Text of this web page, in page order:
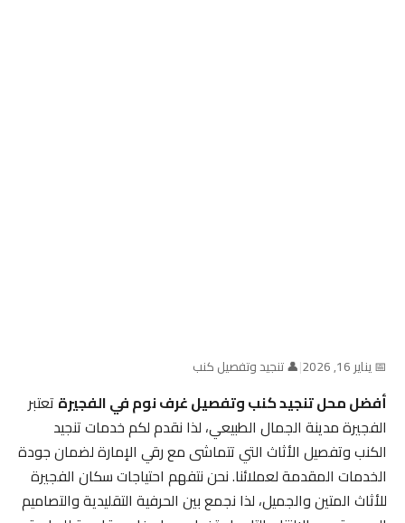
📅 يناير 16, 2026 |👤 تنجيد وتفصيل كنب
أفضل محل تنجيد كنب وتفصيل غرف نوم في الفجيرةتعتبر
الفجيرة مدينة الجمال الطبيعي، لذا نقدم لكم خدمات تنجيد
الكنب وتفصيل الأثاث التي تتماشى مع رقي الإمارة لضمان جودة
الخدمات المقدمة لعملائنا. نحن نتفهم احتياجات سكان الفجيرة
للأثاث المتين والجميل، لذا نجمع بين الحرفية التقليدية والتصاميم